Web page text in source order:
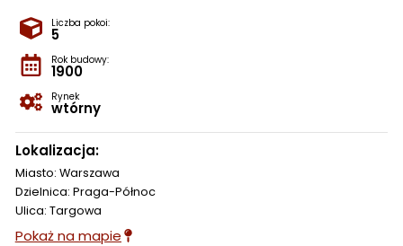
Liczba pokoi:
5
Rok budowy:
1900
Rynek
wtórny
Lokalizacja:
Miasto: Warszawa
Dzielnica: Praga-Północ
Ulica: Targowa
Pokaż na mapie